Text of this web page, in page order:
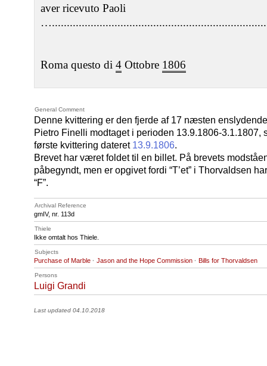
aver ricevuto Paoli
Roma questo di 4 Ottobre 1806
General Comment
Denne kvittering er den fjerde af 17 næsten
Pietro Finelli modtaget i perioden 13.9.1806-3.1.1807,
første kvittering dateret 13.9.1806.
Brevet har været foldet til en billet. På brevets
påbegyndt, men er opgivet fordi “T’et” i Thorvaldsen
“F”.
Archival Reference
gmIV, nr. 113d
Thiele
Ikke omtalt hos Thiele.
Subjects
Purchase of Marble · Jason and the Hope Commission · Bills for Thorvaldsen
Persons
Luigi Grandi
Last updated 04.10.2018